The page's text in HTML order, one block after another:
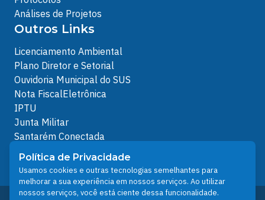
Análises de Projetos
Outros Links
Licenciamento Ambiental
Plano Diretor e Setorial
Ouvidoria Municipal do SUS
Nota FiscalEletrônica
IPTU
Junta Militar
Santarém Conectada
Política de Privacidade
People illustrations by Storyset
Política de Privacidade
Usamos cookies e outras tecnologias semelhantes para
melhorar a sua experiência em nossos serviços. Ao utilizar
nossos serviços, você está ciente dessa funcionalidade.